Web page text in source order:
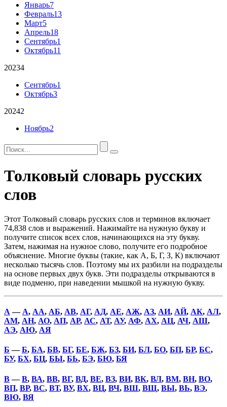
Январь7
Февраль13
Март5
Апрель18
Сентябрь1
Октябрь11
20234
Сентябрь1
Октябрь3
20242
Ноябрь2
Толковый словарь русских
слов
Этот Толковый словарь русских слов и терминов включает
74,838 слов и выражений. Нажимайте на нужную букву и
получите список всех слов, начинающихся на эту букву.
Затем, нажимая на нужное слово, получите его подробное
объяснение. Многие буквы (такие, как А, Б, Г, З, К) включают
несколько тысячь слов. Поэтому мы их разбили на подразделы
на основе первых двух букв. Эти подразделы открываются в
виде подменю, при наведении мышкой на нужную букву.
А — А, АА, АБ, АВ, АГ, АД, АЕ, АЖ, АЗ, АИ, АЙ, АК, АЛ,
АМ, АН, АО, АП, АР, АС, АТ, АУ, АФ, АХ, АЦ, АЧ, АШ,
АЭ, АЮ, АЯ
Б —Б, БА, БВ, БГ, БЕ, БЖ, БЗ, БИ, БЛ, БО, БП, БР, БС,
БУ, БХ, БЦ, БЫ, БЬ, БЭ, БЮ, БЯ
В—В, ВА, ВВ, ВГ, ВД, ВЕ, ВЗ, ВИ, ВК, ВЛ, ВМ, ВН, ВО,
ВП, ВР, ВС, ВТ, ВУ, ВХ, ВЦ, ВЧ, ВШ, ВЩ, ВЫ, ВЬ, ВЭ,
ВЮ, ВЯ